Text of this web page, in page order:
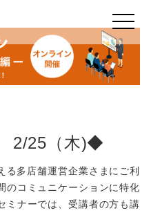
回答・アンケート
施率 業務アプリ
2/25（木)◆
る多店舗運営企業さまにご利
のコミュニケーションに特化
ミナーでは、受講者の方も講